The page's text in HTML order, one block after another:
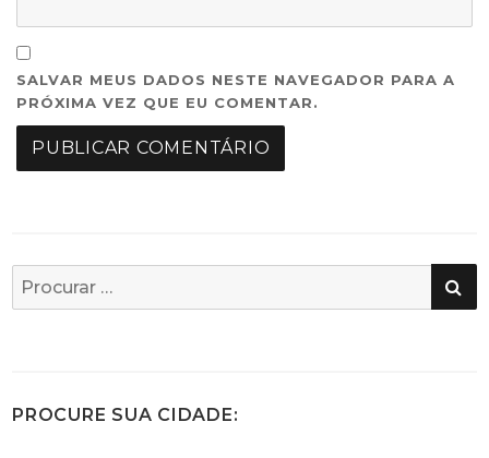
SALVAR MEUS DADOS NESTE NAVEGADOR PARA A
PRÓXIMA VEZ QUE EU COMENTAR.
Busca
por:
PROCURE SUA CIDADE: